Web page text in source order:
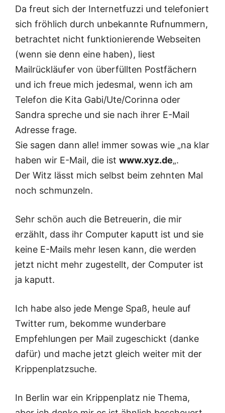
Da freut sich der Internetfuzzi und telefoniert
sich fröhlich durch unbekannte Rufnummern,
betrachtet nicht funktionierende Webseiten
(wenn sie denn eine haben), liest
Mailrückläufer von überfüllten Postfächern
und ich freue mich jedesmal, wenn ich am
Telefon die Kita Gabi/Ute/Corinna oder
Sandra spreche und sie nach ihrer E-Mail
Adresse frage.
Sie sagen dann alle! immer sowas wie „na klar
haben wir E-Mail, die ist www.xyz.de„.
Der Witz lässt mich selbst beim zehnten Mal
noch schmunzeln.
Sehr schön auch die Betreuerin, die mir
erzählt, dass ihr Computer kaputt ist und sie
keine E-Mails mehr lesen kann, die werden
jetzt nicht mehr zugestellt, der Computer ist
ja kaputt.
Ich habe also jede Menge Spaß, heule auf
Twitter rum, bekomme wunderbare
Empfehlungen per Mail zugeschickt (danke
dafür) und mache jetzt gleich weiter mit der
Krippenplatzsuche.
In Berlin war ein Krippenplatz nie Thema,